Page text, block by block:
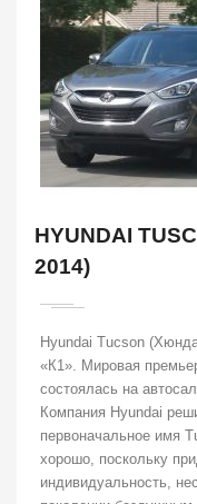
HYUNDAI
2014)
Hyundai Tucson
«К1». Мировая
состоялась на
Компания Hyundai
первоначальное имя
хорошо, поскольку
индивидуальность,